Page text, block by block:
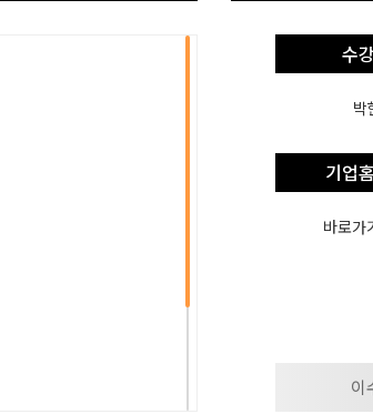
수
박
기업
바로가
이